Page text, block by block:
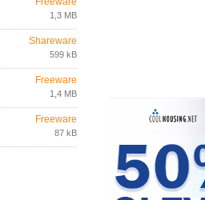
1,3 MB
Shareware
599 kB
Freeware
1,4 MB
Freeware
87 kB